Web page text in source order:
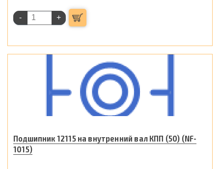
- +
Подшипник 12115 на внутренний вал КПП (50) (NF-
1015)